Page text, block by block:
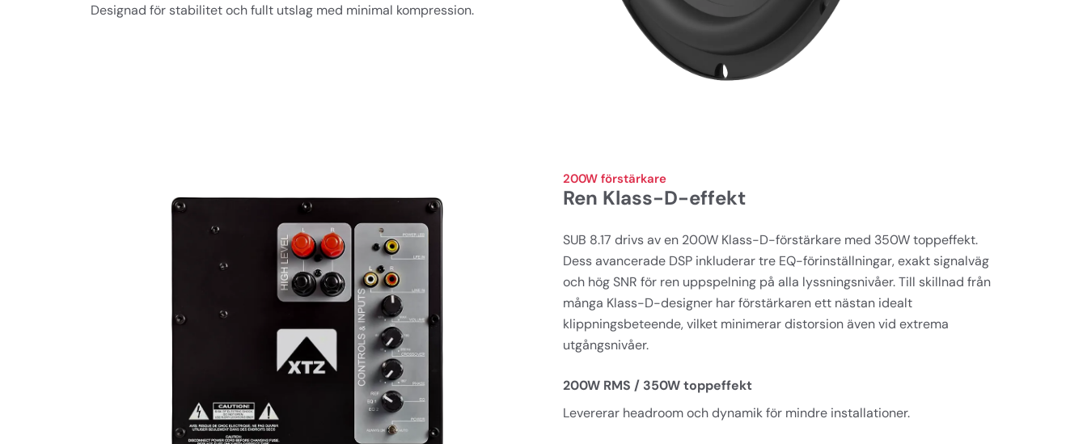
Designad för stabilitet och fullt utslag med minimal kompression.
200W förstärkare
Ren Klass-D-effekt
SUB 8.17 drivs av en 200W Klass-D-förstärkare med 350W toppeffekt.
Dess avancerade DSP inkluderar tre EQ-förinställningar, exakt signalväg
och hög SNR för ren uppspelning på alla lyssningsnivåer. Till skillnad från
många Klass-D-designer har förstärkaren ett nästan idealt
klippningsbeteende, vilket minimerar distorsion även vid extrema
utgångsnivåer.
200W RMS / 350W toppeffekt
Levererar headroom och dynamik för mindre installationer.